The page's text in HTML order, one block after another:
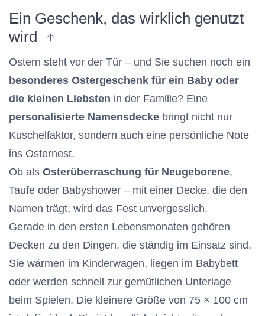
Ein Geschenk, das wirklich genutzt
wird
Ostern steht vor der Tür – und Sie suchen noch ein
besonderes Ostergeschenk für ein Baby oder
die kleinen Liebsten in der Familie? Eine
personalisierte Namensdecke bringt nicht nur
Kuschelfaktor, sondern auch eine persönliche Note
ins Osternest.
Ob als Osterüberraschung für Neugeborene,
Taufe oder Babyshower – mit einer Decke, die den
Namen trägt, wird das Fest unvergesslich.
Gerade in den ersten Lebensmonaten gehören
Decken zu den Dingen, die ständig im Einsatz sind.
Sie wärmen im Kinderwagen, liegen im Babybett
oder werden schnell zur gemütlichen Unterlage
beim Spielen. Die kleinere Größe von 75 × 100 cm